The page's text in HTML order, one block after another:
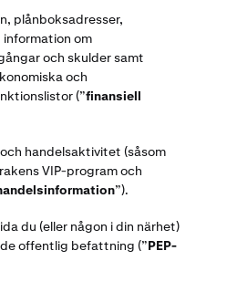
plånboksadresser,
om
och skulder samt
och
(”finansiell
handelsaktivitet (såsom
VIP-program och
”).
du (eller någon i din närhet)
offentlig befattning (”PEP-